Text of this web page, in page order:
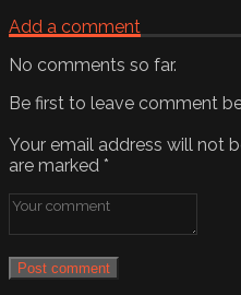
Add a comment
No comments so far.
Be first to leave comment
Your email address will not
are marked *
Post comment